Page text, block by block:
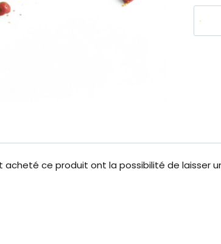
ce produit ont la possibilité de laisser